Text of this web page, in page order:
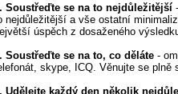
Soustřeďte se na to nejdůležitější
nejdůležitější a vše ostatní
úspěch z dosaženého
Soustřeďte se na to, co děláte -
skype, ICQ. Věnujte se plně
Udělejte každý den několik